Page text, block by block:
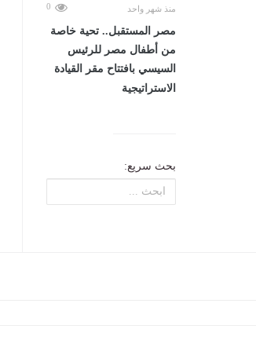
منذ شهر واحد 0
مصر المستقبل.. تحية خاصة
من أطفال مصر للرئيس
السيسي بافتتاح مقر القيادة
الاستراتيجية
بحث سريع: